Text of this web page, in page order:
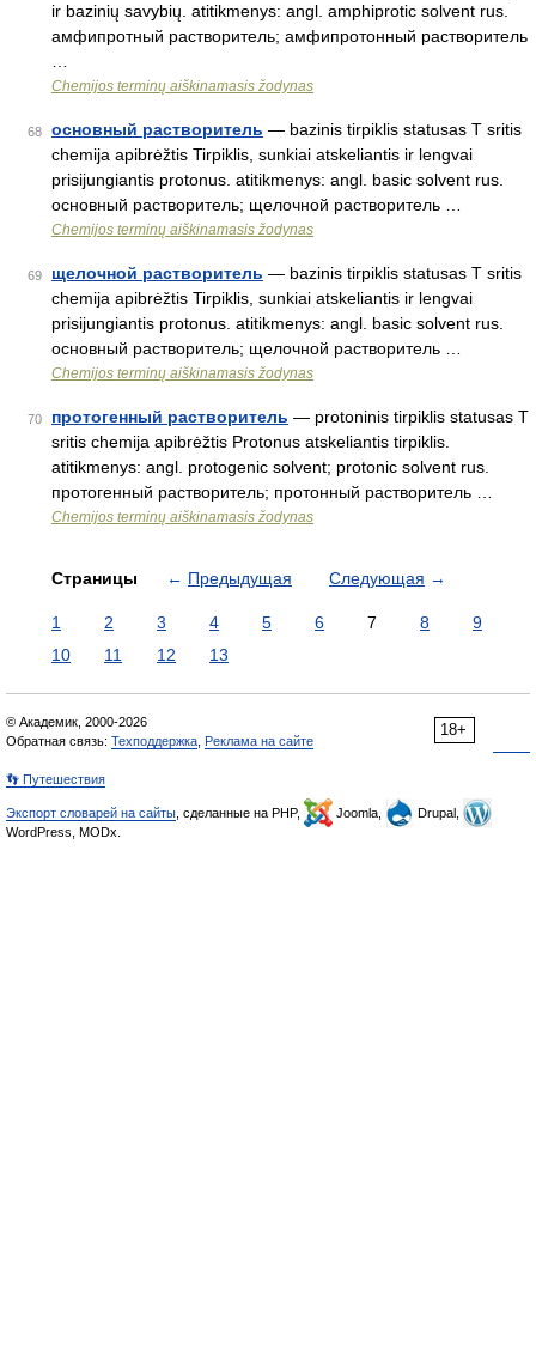
ir bazinių savybių. atitikmenys: angl. amphiprotic solvent rus.
амфипротный растворитель; амфипротонный растворитель
Chemijos terminų aiškinamasis žodynas
68 основный растворитель — bazinis tirpiklis statusas T sritis
chemija apibrėžtis Tirpiklis, sunkiai atskeliantis ir lengvai
prisijungiantis protonus. atitikmenys: angl. basic solvent rus.
основный растворитель; щелочной растворитель …
Chemijos terminų aiškinamasis žodynas
69 щелочной растворитель — bazinis tirpiklis statusas T sritis
chemija apibrėžtis Tirpiklis, sunkiai atskeliantis ir lengvai
prisijungiantis protonus. atitikmenys: angl. basic solvent rus.
основный растворитель; щелочной растворитель …
Chemijos terminų aiškinamasis žodynas
70 протогенный растворитель — protoninis tirpiklis statusas T
sritis chemija apibrėžtis Protonus atskeliantis tirpiklis.
atitikmenys: angl. protogenic solvent; protonic solvent rus.
протогенный растворитель; протонный растворитель …
Chemijos terminų aiškinamasis žodynas
Страницы ← Предыдущая Следующая →
1 2 3 4 5 6 7 8
9
10
11 12 13
18+
© Академик, 2000-2026
Обратная связь: Техподдержка Реклама на сайте
👣 Путешествия
Экспорт словарей на сайты , сделанные на PHP, Joomla,
Drupal,
WordPress, MODx.